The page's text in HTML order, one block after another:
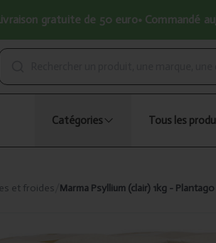
gratuite de 50 euro• Commandé
Catégories Tous les
et froides Marma Psyllium (clair) 1kg -